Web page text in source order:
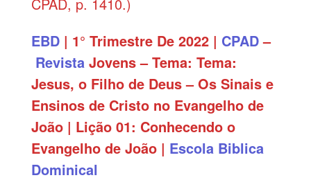
EBD| 1° Trimestre De 2022 | CPAD–
RevistaJovens – Tema: Tema:
Jesus, o Filho de Deus – Os Sinais e
Ensinos de Cristo no Evangelho de
João | Lição 01: Conhecendo o
Evangelho de João | Escola Biblica
Dominical